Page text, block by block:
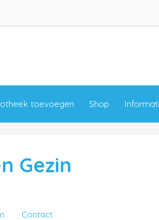
toevoegen Shop
Gezin
Contact